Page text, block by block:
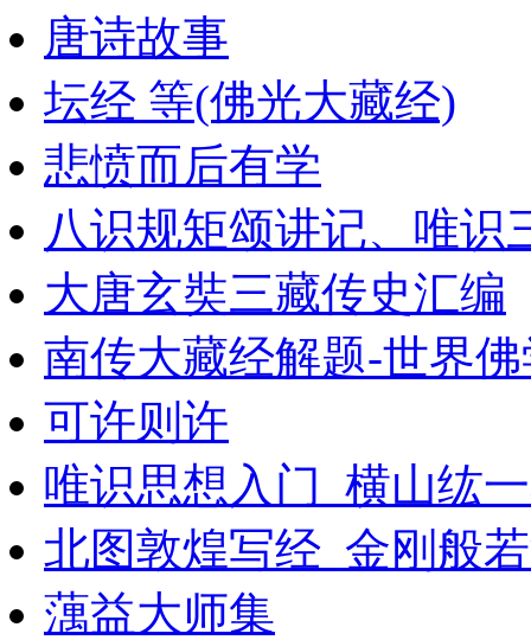
唐诗故事
坛经 等(佛光大藏经)
悲愤而后有学
八识规矩颂讲记、唯识
大唐玄奘三藏传史汇编
南传大藏经解题-世界
可许则许
唯识思想入门_横山纮
北图敦煌写经_金刚般
蕅益大师集